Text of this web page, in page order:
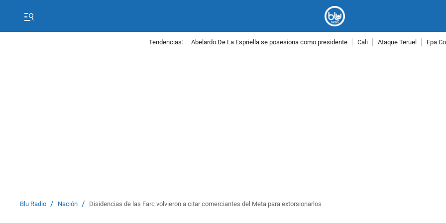
Tendencias: Abelardo De La Espriella se posesiona como presidente Cali Ataque Teruel Epa
Blu Radio / Nación / Disidencias de las Farc volvieron a citar comerciantes del Meta para extorsionarlos